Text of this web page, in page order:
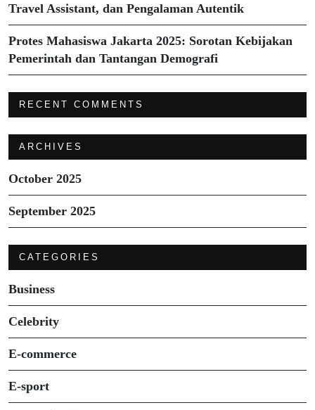
Travel Assistant, dan Pengalaman Autentik
Protes Mahasiswa Jakarta 2025: Sorotan Kebijakan
Pemerintah dan Tantangan Demografi
RECENT COMMENTS
ARCHIVES
October 2025
September 2025
CATEGORIES
Business
Celebrity
E-commerce
E-sport